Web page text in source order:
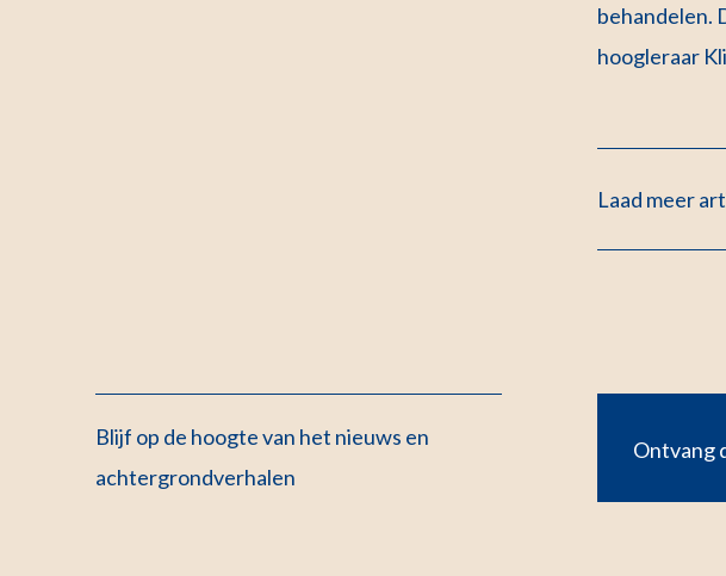
behandelen.
hoogleraar
Laad meer
Blijf op de hoogte van het nieuws en
achtergrondverhalen
Ontvang